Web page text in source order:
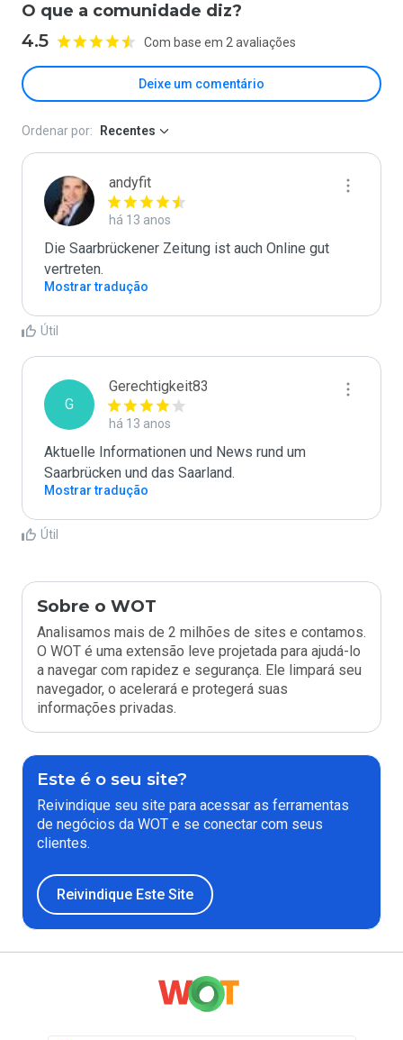
O que a comunidade diz?
4.5 Com base em 2 avaliações
Deixe um comentário
Ordenar por: Recentes
andyfit
há 13 anos
Die Saarbrückener Zeitung ist auch Online gut
vertreten.
Mostrar tradução
Útil
G
Gerechtigkeit83
há 13 anos
Aktuelle Informationen und News rund um
Saarbrücken und das Saarland.
Mostrar tradução
Útil
Sobre o WOT
Analisamos mais de 2 milhões de sites e contamos.
O WOT é uma extensão leve projetada para ajudá-lo
a navegar com rapidez e segurança. Ele limpará seu
navegador, o acelerará e protegerá suas
informações privadas.
Este é o seu site?
Reivindique seu site para acessar as ferramentas
de negócios da WOT e se conectar com seus
clientes.
Reivindique Este Site